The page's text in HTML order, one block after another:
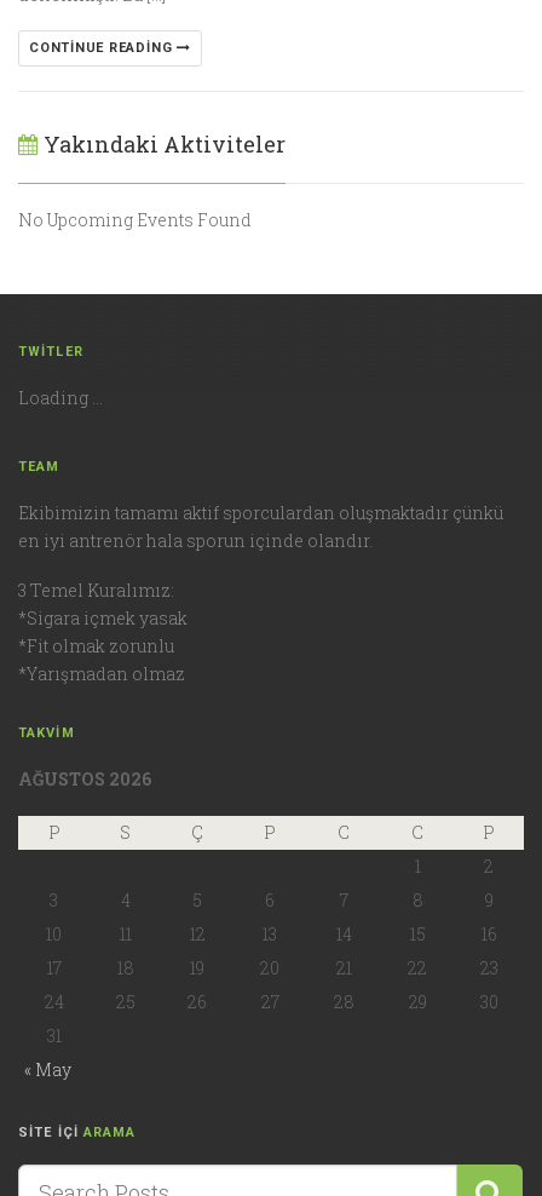
CONTINUE READING
Yakındaki Aktiviteler
No Upcoming Events Found
TWITLER
Loading ...
TEAM
Ekibimizin tamamı aktif sporculardan oluşmaktadır çünkü
en iyi antrenör hala sporun içinde olandır.
3 Temel Kuralımız:
*Sigara içmek yasak
*Fit olmak zorunlu
*Yarışmadan olmaz
TAKVIM
AĞUSTOS 2026
P S Ç P C C P
« May
1
2
3
4 5 6 7 8
9
10
11 12 13 14 15
16
17
18 19 20 21 22
23
24
25 26 27 28 29
30
31
SITE IÇIARAMA